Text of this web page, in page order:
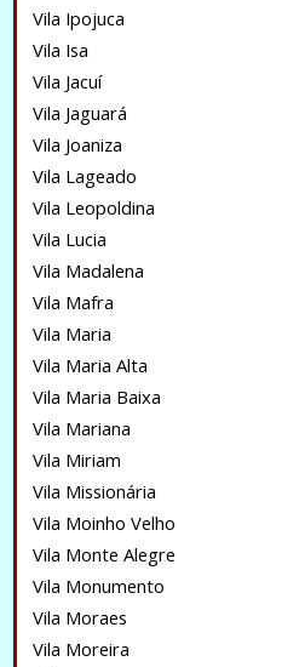
Vila Ipojuca
Vila Isa
Vila Jacuí
Vila Jaguará
Vila Joaniza
Vila Lageado
Vila Leopoldina
Vila Lucia
Vila Madalena
Vila Mafra
Vila Maria
Vila Maria Alta
Vila Maria Baixa
Vila Mariana
Vila Miriam
Vila Missionária
Vila Moinho Velho
Vila Monte Alegre
Vila Monumento
Vila Moraes
Vila Moreira